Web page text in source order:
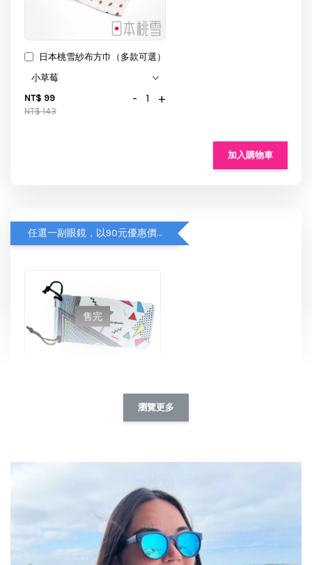
日本桃雪紗布方巾（多款可選）
NT$ 99
NT$ 143
- +
加入購物車
任選一副眼鏡，以90元優惠價加購【眼鏡袋】
售完
任選一副眼鏡，以99元優惠價加購【綁帶組】
瀏覽更多